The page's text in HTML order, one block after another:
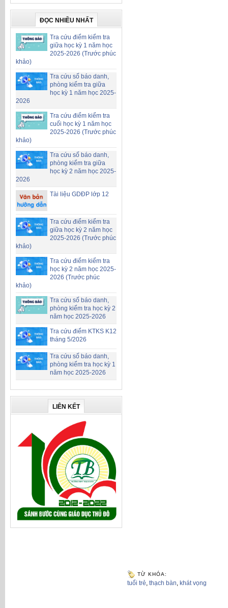
ĐỌC NHIỀU NHẤT
Tra cứu điểm kiểm tra
giữa học kỳ 1 năm học
2025-2026 (Trước phúc
khảo)
Tra cứu số báo danh,
phòng kiểm tra giữa
học kỳ 1 năm học 2025-
2026
Tra cứu điểm kiểm tra
cuối học kỳ 1 năm học
2025-2026 (Trước phúc
khảo)
Tra cứu số báo danh,
phòng kiểm tra giữa
học kỳ 2 năm học 2025-
2026
Tài liệu GDĐP lớp 12
Tra cứu điểm kiểm tra
giữa học kỳ 2 năm học
2025-2026 (Trước phúc
khảo)
Tra cứu điểm kiểm tra
học kỳ 2 năm học 2025-
2026 (Trước phúc
khảo)
Tra cứu số báo danh,
phòng kiểm tra học kỳ 2
năm học 2025-2026
Tra cứu điểm KTKS K12
tháng 5/2026
Tra cứu số báo danh,
phòng kiểm tra học kỳ 1
năm học 2025-2026
LIÊN KẾT
TỪ KHÓA:
tuổi trẻ, thạch bàn, khát vọng